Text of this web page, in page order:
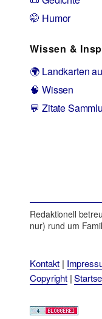
🤭 Humor
Wissen &
🌍 Landkarten
🧠 Wissen
💬 Zitate
Redaktionell
nur) rund um
Kontakt |
Copyright|